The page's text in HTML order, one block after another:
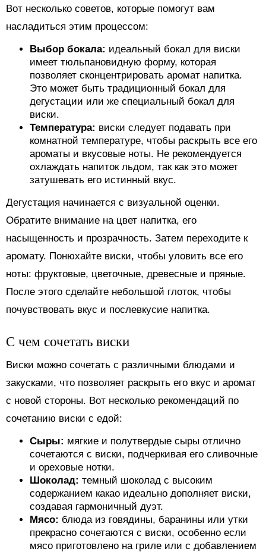
Вот несколько советов, которые помогут вам
насладиться этим процессом:
Выбор бокала: идеальный бокал для виски
имеет тюльпановидную форму, которая
позволяет сконцентрировать аромат напитка.
Это может быть традиционный бокал для
дегустации или же специальный бокал для
виски.
Температура: виски следует подавать при
комнатной температуре, чтобы раскрыть все его
ароматы и вкусовые ноты. Не рекомендуется
охлаждать напиток льдом, так как это может
затушевать его истинный вкус.
Дегустация начинается с визуальной оценки.
Обратите внимание на цвет напитка, его
насыщенность и прозрачность. Затем переходите к
аромату. Понюхайте виски, чтобы уловить все его
ноты: фруктовые, цветочные, древесные и пряные.
После этого сделайте небольшой глоток, чтобы
почувствовать вкус и послевкусие напитка.
С чем сочетать виски
Виски можно сочетать с различными блюдами и
закусками, что позволяет раскрыть его вкус и аромат
с новой стороны. Вот несколько рекомендаций по
сочетанию виски с едой:
Сыры: мягкие и полутвердые сыры отлично
сочетаются с виски, подчеркивая его сливочные
и ореховые нотки.
Шоколад: темный шоколад с высоким
содержанием какао идеально дополняет виски,
создавая гармоничный дуэт.
Мясо: блюда из говядины, баранины или утки
прекрасно сочетаются с виски, особенно если
мясо приготовлено на гриле или с добавлением